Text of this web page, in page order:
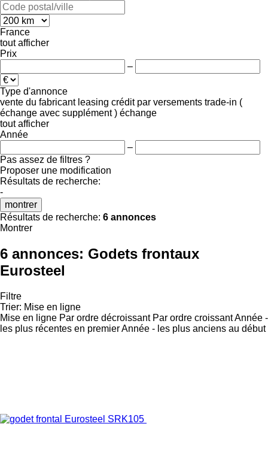
France
tout afficher
Prix
–
Type d'annonce
vente du fabricant leasing crédit par versements trade-in (
échange avec supplément ) échange
tout afficher
Année
–
Pas assez de filtres ?
Proposer une modification
Résultats de recherche:
-
montrer
Résultats de recherche: 6 annonces
Montrer
6 annonces: Godets frontaux
Eurosteel
Filtre
Trier: Mise en ligne
Mise en ligne Par ordre décroissant Par ordre croissantAnnée -
les plus récentes en premierAnnée - les plus anciens au début